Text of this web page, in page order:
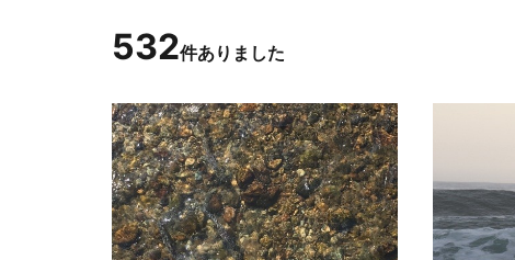
532件ありました
中津川の鮭の遡上 の詳細はこちら